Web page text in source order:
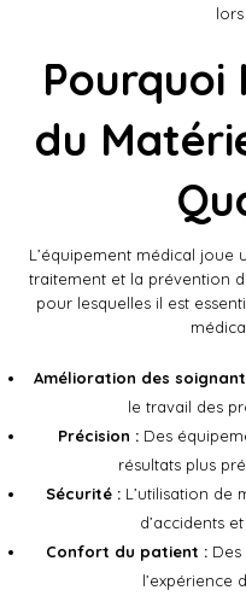
lors
Pourquoi
du
L’équipement médical joue
traitement et la prévention
pour lesquelles il est
Amélioration des
le travail des
Précision :Des
résultats plus
Sécurité :L’utilisation de
d’accidents
Confort du patient :Des
l’expérience